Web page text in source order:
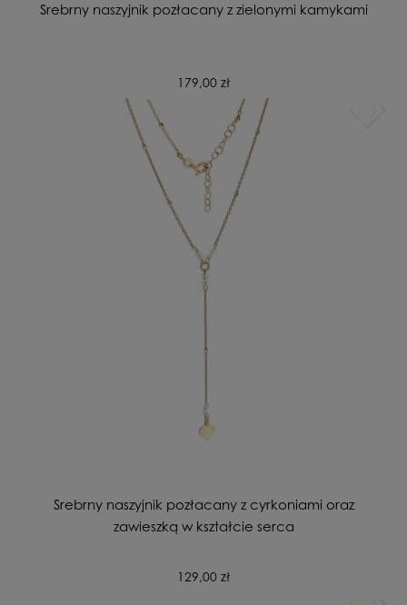
Srebrny naszyjnik pozłacany z zielonymi kamykami
179,00 zł
Srebrny naszyjnik pozłacany z cyrkoniami oraz
zawieszką w kształcie serca
129,00 zł